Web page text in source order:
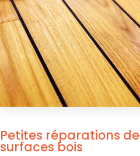
Petites réparations de
surfaces bois